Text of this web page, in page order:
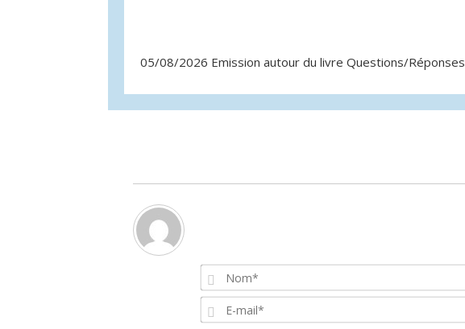
05/08/2026 Emission autour du livre Questions/Réponses